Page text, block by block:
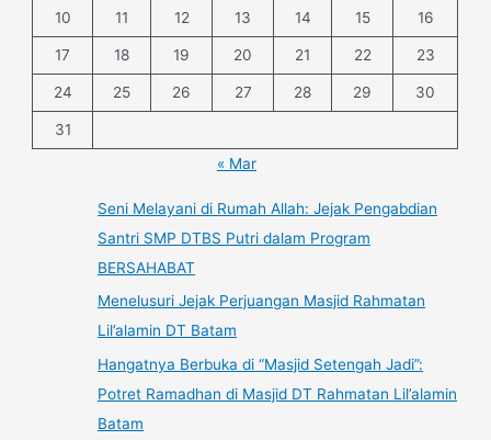
10 11 12 13 14 15 16
17 18 19 20 21 22 23
24 25 26 27 28 29 30
31
« Mar
Seni Melayani di Rumah Allah: Jejak Pengabdian
Santri SMP DTBS Putri dalam Program
BERSAHABAT
Menelusuri Jejak Perjuangan Masjid Rahmatan
Lil’alamin DT Batam
Hangatnya Berbuka di “Masjid Setengah Jadi”:
Potret Ramadhan di Masjid DT Rahmatan Lil’alamin
Batam